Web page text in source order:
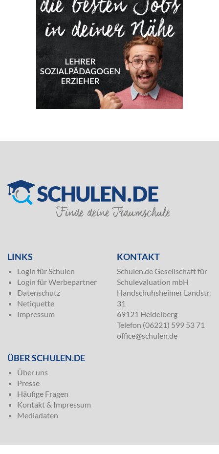
LINKS
Login für Schulen
Login für Werbepartner
Datenschutz
Netiquette
Impressum
KONTAKT
Schulen.de Gesellschaft für
Schulevaluation mbH
Handschuhsheimer Landstr.
31
69121 Heidelberg
Telefon (06221) 599 53 71
office@schulen.de
ÜBER SCHULEN.DE
Über uns
Presse
Häufige Fragen
Kontakt & Impressum
Mediadaten